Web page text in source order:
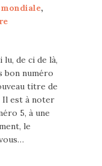
,
lu, de ci de là,
bon numéro
titre de
Il est à noter
5, à une
le